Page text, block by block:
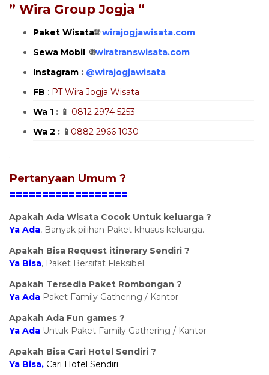
” Wira Group Jogja “
Paket Wisata🌐 wirajogjawisata.com
Sewa Mobil 🌐wiratranswisata.com
Instagram : @wirajogjawisata
FB : PT Wira Jogja Wisata
Wa 1 : 📱 0812 2974 5253
Wa 2 : 📱 0882 2966 1030
.
Pertanyaan Umum ?
==================
Apakah Ada Wisata Cocok Untuk keluarga ?
Ya Ada, Banyak pilihan Paket khusus keluarga.
Apakah Bisa Request itinerary Sendiri ?
Ya Bisa, Paket Bersifat Fleksibel.
Apakah Tersedia Paket Rombongan ?
Ya Ada Paket Family Gathering / Kantor
Apakah Ada Fun games ?
Ya Ada Untuk Paket Family Gathering / Kantor
Apakah Bisa Cari Hotel Sendiri ?
Ya Bisa, Cari Hotel Sendiri